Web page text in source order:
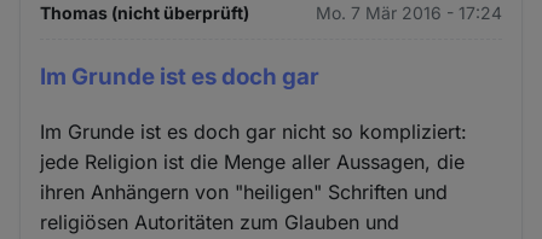
Thomas (nicht überprüft) Mo. 7 Mär 2016 - 17:24
Im Grunde ist es doch gar
Im Grunde ist es doch gar nicht so kompliziert:
jede Religion ist die Menge aller Aussagen, die
ihren Anhängern von "heiligen" Schriften und
religiösen Autoritäten zum Glauben und